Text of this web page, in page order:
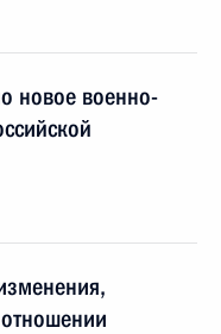
новое военно-